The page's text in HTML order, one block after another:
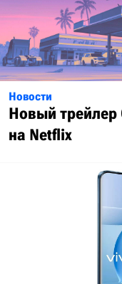
Новости
Новый трейлер
на Netflix